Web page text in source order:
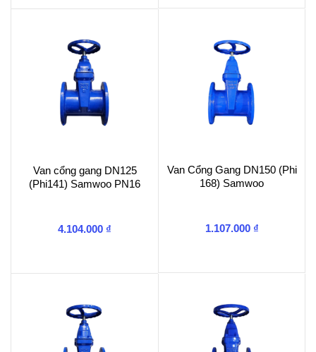
Van cổng gang DN125
(Phi141) Samwoo PN16
4.104.000 ₫
Van Cổng Gang DN150 (Phi
168) Samwoo
1.107.000 ₫